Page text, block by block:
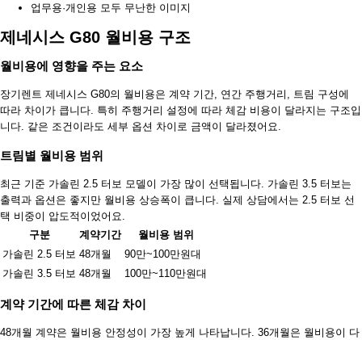
업무용·개인용 모두 무난한 이미지
제네시스 G80 월비용 구조
월비용에 영향을 주는 요소
장기렌트 제네시스 G80의 월비용은 계약 기간, 연간 주행거리, 트림 구성에
따라 차이가 큽니다. 특히 주행거리 설정에 따라 체감 비용이 달라지는 구조입
니다. 같은 조건이라도 세부 옵션 차이로 금액이 달라졌어요.
트림별 월비용 범위
최근 기준 가솔린 2.5 터보 모델이 가장 많이 선택됩니다. 가솔린 3.5 터보는
출력과 옵션은 좋지만 월비용 상승폭이 큽니다. 실제 상담에서는 2.5 터보 선
택 비중이 압도적이었어요.
구분
계약기간
월비용 범위
가솔린 2.5 터보 48개월
90만~100만원대
가솔린 3.5 터보 48개월 100만~110만원대
계약 기간에 따른 체감 차이
48개월 계약은 월비용 안정성이 가장 높게 나타납니다. 36개월은 월비용이 다